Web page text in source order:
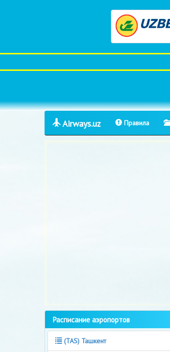
Airways.uz Правила
Расписание аэропортов
(TAS) Ташкент